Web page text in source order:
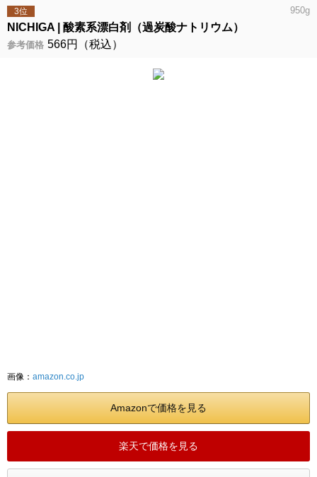
画像： amazon.co.jp
3位
NICHIGA 酸素系漂白剤（過炭酸ナトリウム）
950g
参考価格 566円（税込）
Amazonで価格を見る
楽天で価格を見る